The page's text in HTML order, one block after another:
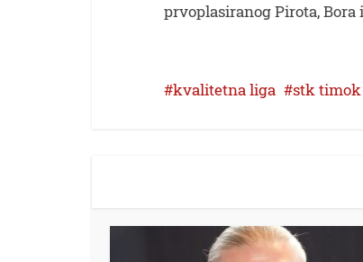
prvoplasiranog Pirota, Bora
kvalitetna liga stk timok